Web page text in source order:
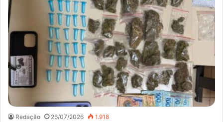
Redação 26/07/2026 1.918